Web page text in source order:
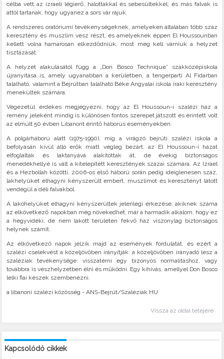
célba vett az izraeli légierő, halottakkal és sebesültekkel; és más falvak is
attól tartanak, hogy ugyanez a sors vár rájuk.
A rendszeres oratóriumi tevékenységeknek, amelyeken általában több száz
keresztény és muszlim vesz részt, és amelyeknek éppen El Houssounban
kellett volna hamarosan elkezdődniük, most meg kell várniuk a helyzet
tisztázását.
A helyzet alakulásától függ a „Don Bosco Technique” szakközépiskola
újranyitása is, amely ugyanabban a kerületben, a tengerparti Al Fidarban
található, valamint a Bejrútban található Béke Angyalai iskola iraki keresztény
menekültek számára.
Végezetül érdekes megjegyezni, hogy az El Houssoun-i szalézi ház a
remény jeleként mindig is különösen fontos szerepet játszott és érintett volt
az elmúlt 50 évben Libanont érintő háborús eseményekben.
A polgárháború alatt (1975-1990), míg a virágzó bejrúti szalézi iskola a
befolyásán kívül álló erők miatt végleg bezárt, az El Houssoun-i házat
elfoglalták és laktanyává alakították át, de évekig biztonságos
menedékhellyé is vált a kitelepített keresztények százai számára. Az Izrael
és a Hezbollah közötti, 2006-os első háború során pedig ideiglenesen száz,
lakhelyüket elhagyni kényszerült embert, muszlimot és keresztényt látott
vendégül a déli falvakból.
A lakóhelyüket elhagyni kényszerültek jelenlegi érkezése, akiknek száma
az elkövetkező napokban még növekedhet, már a harmadik alkalom, hogy ez
a hegyvidéki, de nem lakott területen fekvő ház viszonylag biztonságos
helynek számít.
Az elkövetkező napok jelzik majd az események fordulatát, és ezért a
szalézi cselekvést a közeljövőben irányítják: a közeljövőben irányadó lesz a
szaléziak tevékenysége: visszatérni egy bizonyos normalitáshoz, vagy
továbbra is vészhelyzetben élni és működni. Egy kihívás, amellyel Don Bosco
lelki fiai készek szembenézni.
a libanoni szalézi közösség - ANS-Bejrút/Szaléziak.HU
Vissza az oldal tetejére
Kapcsolódó cikkek